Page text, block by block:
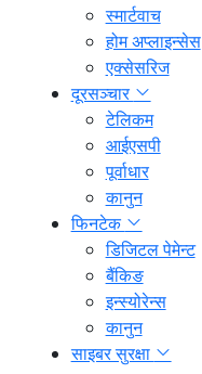
स्मार्टवाच
होम अप्लाइन्सेस
एक्सेसरिज
दूरसञ्चार
टेलिकम
आईएसपी
पूर्वाधार
कानुन
फिनटेक
डिजिटल पेमेन्ट
बैंकिङ
इन्स्योरेन्स
कानुन
साइबर सुरक्षा